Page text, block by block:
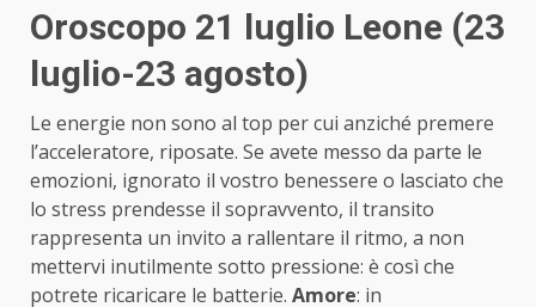
Oroscopo 21 luglio Leone (23
luglio-23 agosto)
Le energie non sono al top per cui anziché premere
l’acceleratore, riposate. Se avete messo da parte le
emozioni, ignorato il vostro benessere o lasciato che
lo stress prendesse il sopravvento, il transito
rappresenta un invito a rallentare il ritmo, a non
mettervi inutilmente sotto pressione: è così che
potrete ricaricare le batterie. Amore: in